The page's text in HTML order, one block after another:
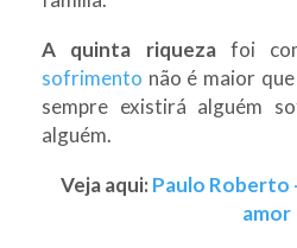
A quinta riquezafoi
sofrimento não é maior
sempre existirá alguém
alguém.
Veja aqui: Paulo Roberto
amor